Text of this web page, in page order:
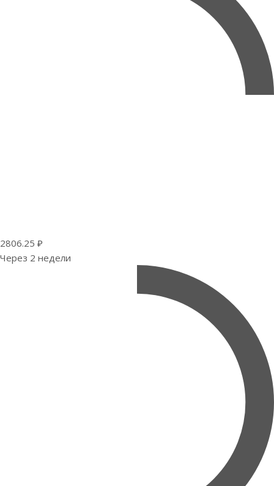
2806.25 ₽
Через 2 недели